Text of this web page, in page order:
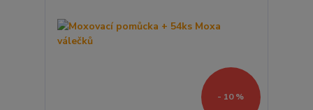
- 10 %